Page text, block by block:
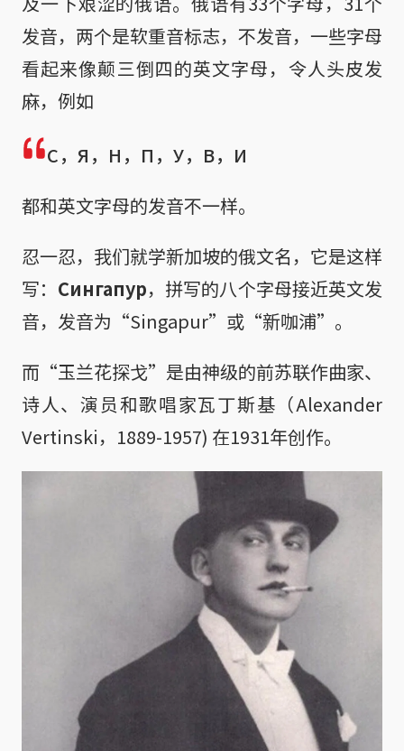
发音，两个是软重音标志，不发音，一些字母
看起来像颠三倒四的英文字母，令人头皮发
麻，例如
C，Я，Н，П，У，В，И
都和英文字母的发音不一样。
忍一忍，我们就学新加坡的俄文名，它是这样
写： Сингапур，拼写的八个字母接近英文发
音，发音为“Singapur”或“新咖浦”。
而“玉兰花探戈”是由神级的前苏联作曲家、
诗人、演员和歌唱家瓦丁斯基（Alexander
Vertinski，1889-1957) 在1931年创作。